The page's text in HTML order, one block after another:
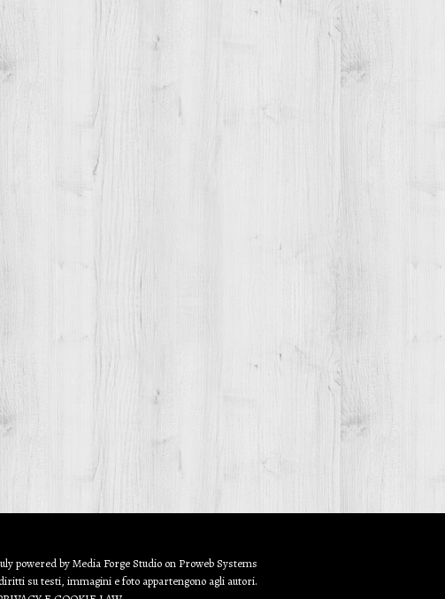
powered byMedia Forge Studio on ProwebSystems
su testi, immagini e foto appartengono agli autori.